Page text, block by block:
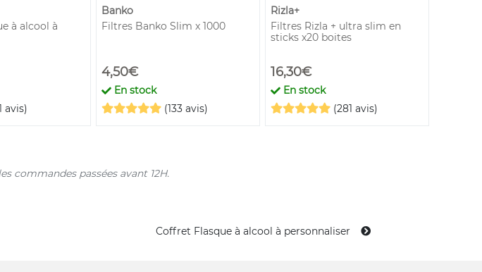
à alcool à
avis)
Banko
Filtres Banko Slim x 1000
4,50€
En stock
(133 avis)
Rizla+
Filtres Rizla + ultra slim en
sticks x20 boites
16,30€
En stock
(281 avis)
commandes passées avant 12H.
Coffret Flasque à alcool à personnaliser